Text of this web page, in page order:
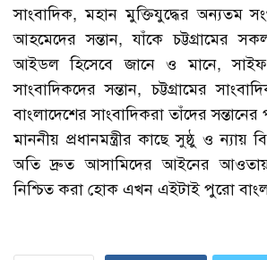
সাংবাদিক, মহান মুক্তিযুদ্ধের অন্যতম
আহমেদের সন্তান, যাঁকে চট্টগ্রামের
আইডল হিসেবে জানে ও মানে, সাইফ
সাংবাদিকদের সন্তান, চট্টগ্রামের
বাংলাদেশের সাংবাদিকরা তাঁদের
মাননীয় প্রধানমন্ত্রীর কাছে সুষ্ঠু ও ন্যায়
অতি দ্রুত আসামিদের আইনের আওতায়
নিশ্চিত করা হোক এখন এইটাই পুরো